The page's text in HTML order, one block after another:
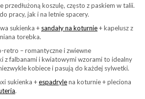
przedłużoną koszulę, często z paskiem w talii.
pracy, jak i na letnie spacery.
sukienka + sandały na koturnie+ kapelusz z
torebka.
retro – romantyczne i zwiewne
z falbanami i kwiatowymi wzorami to idealny
kobiece i pasują do każdej sylwetki.
sukienka +espadrylena koturnie + pleciona
.